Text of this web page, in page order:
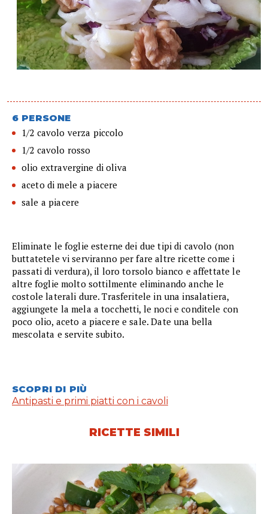
6 PERSONE
1/2 cavolo verza piccolo
1/2 cavolo rosso
olio extravergine di oliva
aceto di mele a piacere
sale a piacere
Eliminate le foglie esterne dei due tipi di cavolo (non
buttatetele vi serviranno per fare altre ricette come i
passati di verdura), il loro torsolo bianco e affettate le
altre foglie molto sottilmente eliminando anche le
costole laterali dure. Trasferitele in una insalatiera,
aggiungete la mela a tocchetti, le noci e conditele con
poco olio, aceto a piacere e sale. Date una bella
mescolata e servite subito.
SCOPRI DI PIÙ
Antipasti e primi piatti con i cavoli
RICETTE SIMILI